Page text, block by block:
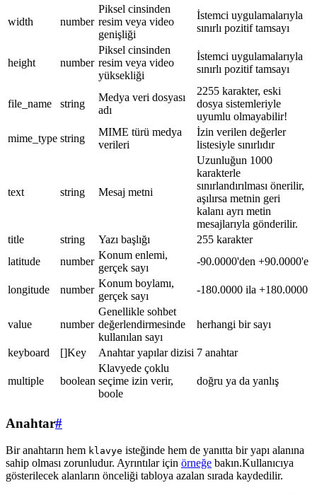
width number
Piksel cinsinden
resim veya video
genişliği
İstemci uygulamalarıyla
sınırlı pozitif tamsayı
height number
Piksel cinsinden
resim veya video
yüksekliği
İstemci uygulamalarıyla
sınırlı pozitif tamsayı
file_name string
Medya veri dosyası
adı
2255 karakter, eski
dosya sistemleriyle
uyumlu olmayabilir!
mime_type string
MIME türü medya
verileri
İzin verilen değerler
listesiyle sınırlıdır
text string Mesaj metni
Uzunluğun 1000
karakterle
sınırlandırılması önerilir,
aşılırsa metnin geri
kalanı ayrı metin
mesajlarıyla gönderilir.
title
string Yazı başlığı
255 karakter
latitude
number
Konum enlemi,
gerçek sayı
-90.0000'den +90.0000'e
longitude number
Konum boylamı,
gerçek sayı
-180.0000 ila +180.0000
value number
Genellikle sohbet
değerlendirmesinde
kullanılan sayı
herhangi bir sayı
keyboard []Key Anahtar yapılar dizisi 7 anahtar
multiple boolean
Klavyede çoklu
seçime izin verir,
boole
doğru ya da yanlış
Anahtar#
Bir anahtarın hem klavye isteğinde hem de yanıtta bir yapı alanına
sahip olması zorunludur. Ayrıntılar için örneğe bakın.Kullanıcıya
gösterilecek alanların önceliği tabloya azalan sırada kaydedilir.